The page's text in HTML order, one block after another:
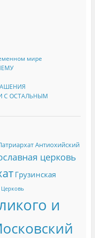
мире
С ОСТАЛЬНЫМ
Антиохийский
церковь
Грузинская
Церковь
и